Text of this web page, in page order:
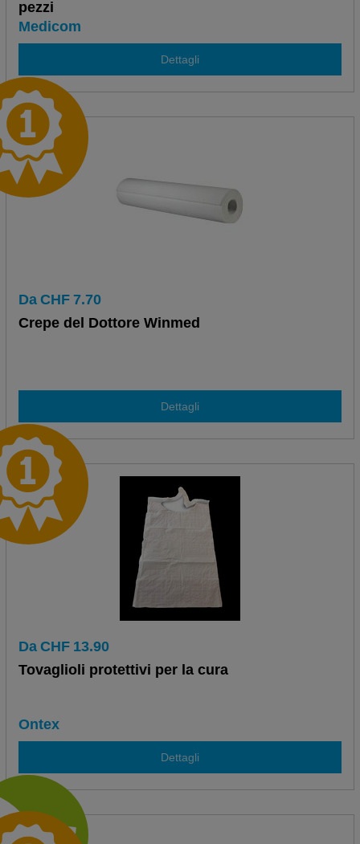
pezzi
Medicom
Dettagli
Da CHF 7.70
Crepe del Dottore Winmed
Dettagli
Da CHF 13.90
Tovaglioli protettivi per la cura
Ontex
Dettagli